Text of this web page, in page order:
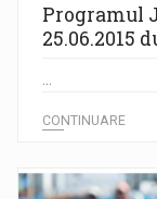
Programul
25.06.2015
CONTINUARE